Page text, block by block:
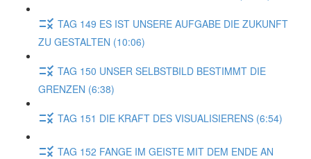
TAG 149 ES IST UNSERE AUFGABE DIE ZUKUNFT
ZU GESTALTEN (10:06)
TAG 150 UNSER SELBSTBILD BESTIMMT DIE
GRENZEN (6:38)
TAG 151 DIE KRAFT DES VISUALISIERENS (6:54)
TAG 152 FANGE IM GEISTE MIT DEM ENDE AN